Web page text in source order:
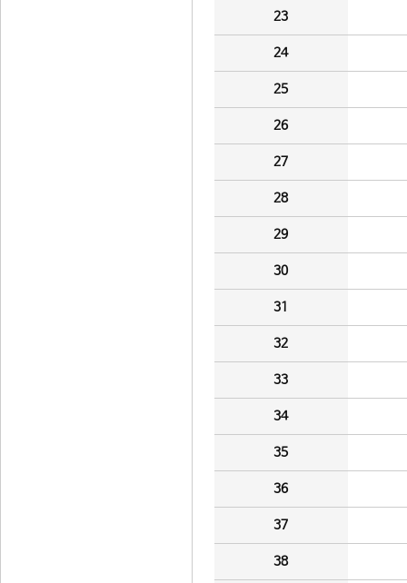
23
24
25
26
27
28
29
30
31
32
33
34
35
36
37
38